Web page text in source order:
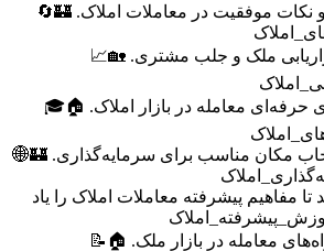
نکات موفقیت در معاملات املاک. 🏰🔄
ملک و جلب مشتری. 🏡📈
حرفه‌ای معامله در بازار املاک. 🏠🎓
مکان مناسب برای سرمایه‌گذاری. 🏰🌐
تا مفاهیم پیشرفته معاملات املاک را یاد
معامله در بازار ملک. 🏠📝